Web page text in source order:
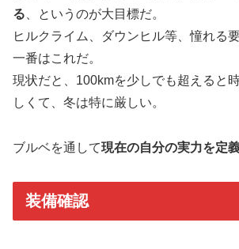
る 、というのが大目標だ。
ヒルクライム、ダウンヒル等、憧れる
一番はこれだ。
現状だと、100kmを少しでも超えると
しくて、冬は特に厳しい。
ブルベを通して現在の自分の実力を定
装備確認